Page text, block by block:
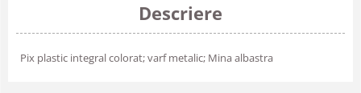
Descriere
Pix plastic integral colorat; varf metalic; Mina albastra